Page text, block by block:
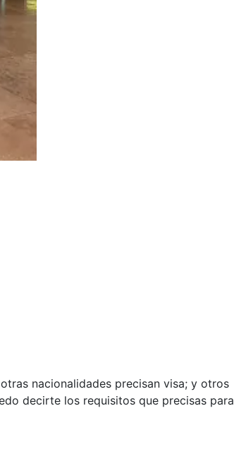
nacionalidades precisan visa; y otros
decirte los requisitos que precisas para